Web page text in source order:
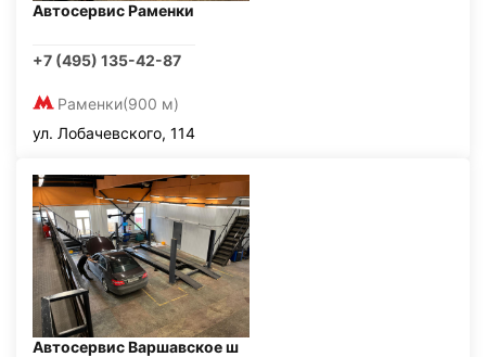
Автосервис Раменки
+7 (495) 135-42-87
Раменки(900 м)
ул. Лобачевского, 114
Автосервис Варшавское ш